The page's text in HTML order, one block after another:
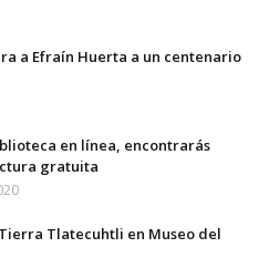
a Efraín Huerta a un centenario
en línea, encontrarás
gratuita
Tlatecuhtli en Museo del